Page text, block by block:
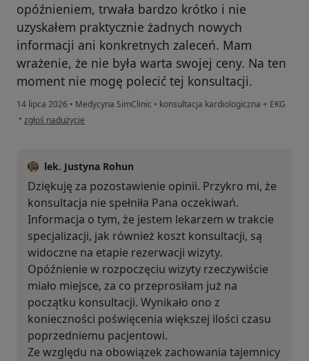
opóźnieniem, trwała bardzo krótko i nie
uzyskałem praktycznie żadnych nowych
informacji ani konkretnych zaleceń. Mam
wrażenie, że nie była warta swojej ceny. Na ten
moment nie mogę polecić tej konsultacji.
14 lipca 2026 • Medycyna SimClinic • konsultacja kardiologiczna + EKG
• w opinii użytkownika TT
zgłoś nadużycie
lek. Justyna Rohun
Dziękuję za pozostawienie opinii. Przykro mi, że
konsultacja nie spełniła Pana oczekiwań.
Informacja o tym, że jestem lekarzem w trakcie
specjalizacji, jak również koszt konsultacji, są
widoczne na etapie rezerwacji wizyty.
Opóźnienie w rozpoczęciu wizyty rzeczywiście
miało miejsce, za co przeprosiłam już na
początku konsultacji. Wynikało ono z
konieczności poświęcenia większej ilości czasu
poprzedniemu pacjentowi.
Ze względu na obowiązek zachowania tajemnicy